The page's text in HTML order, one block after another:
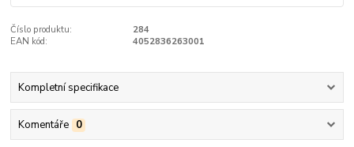
Číslo produktu:
284
EAN kód:
4052836263001
Kompletní specifikace
Komentáře 0